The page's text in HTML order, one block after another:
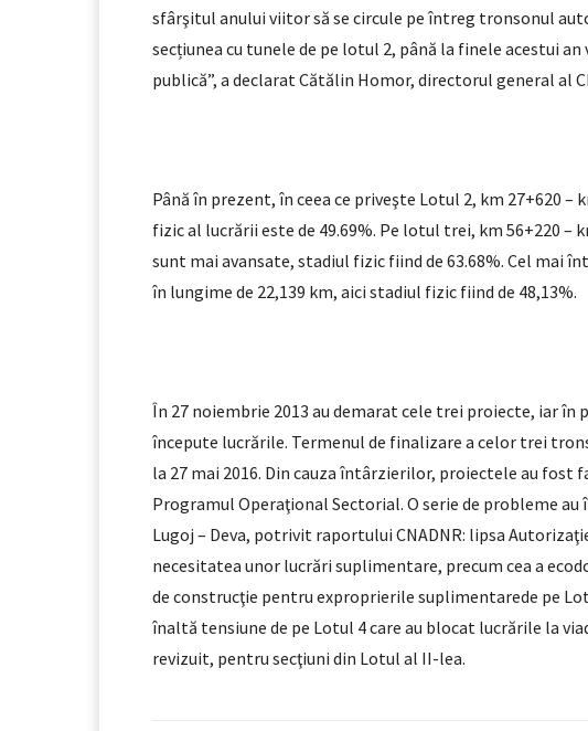
sfârşitul anului viitor să se circule pe întreg tronsonul
secțiunea cu tunele de pe lotul 2, până la finele acestui
publică”, a declarat Cătălin Homor, directorul general al
Până în prezent, în ceea ce priveşte Lotul 2, km 27+620 –
fizic al lucrării este de 49.69%. Pe lotul trei, km 56+220 –
sunt mai avansate, stadiul fizic fiind de 63.68%. Cel mai
în lungime de 22,139 km, aici stadiul fizic fiind de 48,13%.
În 27 noiembrie 2013 au demarat cele trei proiecte, iar în
începute lucrările. Termenul de finalizare a celor trei
la 27 mai 2016. Din cauza întârzierilor, proiectele au
Programul Operaţional Sectorial. O serie de probleme
Lugoj – Deva, potrivit raportului CNADNR: lipsa
necesitatea unor lucrări suplimentare, precum cea a
de construcţie pentru exproprierile suplimentarede pe
înaltă tensiune de pe Lotul 4 care au blocat lucrările la
revizuit, pentru secţiuni din Lotul al II-lea.